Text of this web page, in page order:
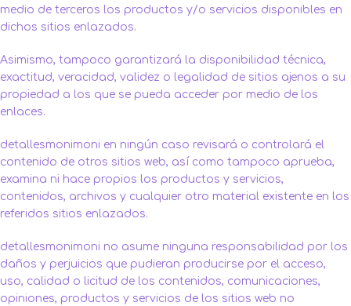
medio de terceros los productos y/o servicios disponibles en
dichos sitios enlazados.
Asimismo, tampoco garantizará la disponibilidad técnica,
exactitud, veracidad, validez o legalidad de sitios ajenos a su
propiedad a los que se pueda acceder por medio de los
enlaces.
detallesmonimoni en ningún caso revisará o controlará el
contenido de otros sitios web, así como tampoco aprueba,
examina ni hace propios los productos y servicios,
contenidos, archivos y cualquier otro material existente en los
referidos sitios enlazados.
detallesmonimoni no asume ninguna responsabilidad por los
daños y perjuicios que pudieran producirse por el acceso,
uso, calidad o licitud de los contenidos, comunicaciones,
opiniones, productos y servicios de los sitios web no